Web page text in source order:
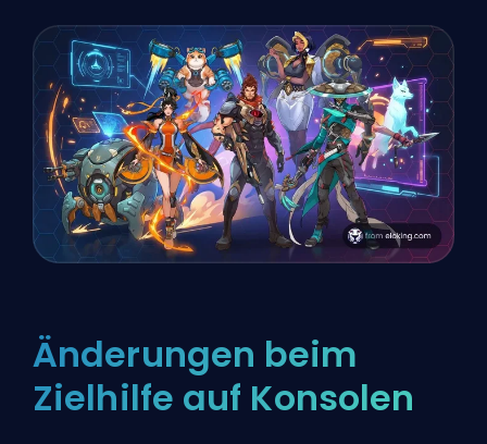
Änderungen beim
Zielhilfe auf Konsolen